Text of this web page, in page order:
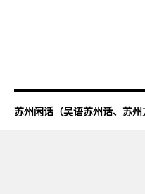
苏州闲话（吴语苏州话、苏